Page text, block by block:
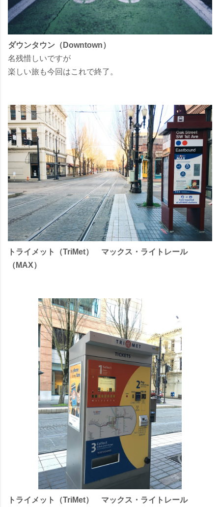
ダウンタウン（Downtown）
名残惜しいですが
楽しい旅も今回はこれで終了。
トライメット（TriMet） マックス・ライトレール
（MAX）
トライメット（TriMet） マックス・ライトレール